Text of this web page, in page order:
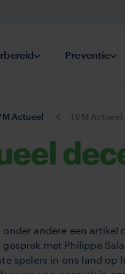
Submenu Goed
Preventie
Actueel TVM Actueel
onder andere een
met Philippe
spelers in ons land op